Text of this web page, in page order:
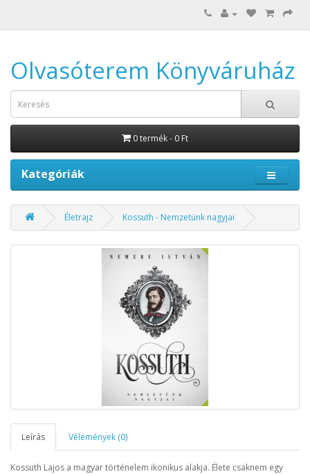
Olvasóterem Könyváruház
0 termék - 0 Ft
Kategóriák
Életrajz Kossuth - Nemzetünk nagyjai
Leírás Vélemények (0)
Kossuth Lajos a magyar történelem ikonikus alakja. Élete csaknem egy